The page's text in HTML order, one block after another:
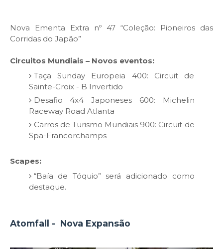
Nova Ementa Extra nº 47 “Coleção: Pioneiros das
Corridas do Japão”
Circuitos Mundiais – Novos eventos:
Taça Sunday Europeia 400: Circuit de
Sainte-Croix - B Invertido
Desafio 4x4 Japoneses 600: Michelin
Raceway Road Atlanta
Carros de Turismo Mundiais 900: Circuit de
Spa-Francorchamps
Scapes:
“Baía de Tóquio” será adicionado como
destaque.
Atomfall - Nova Expansão